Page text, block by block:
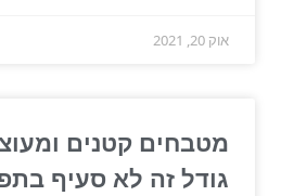
אוק 20, 2021
מטבחים קטנים
גודל זה לא סעיף